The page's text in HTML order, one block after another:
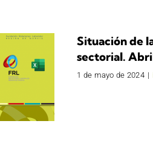
Situación de
sectorial.
1 de mayo de 2024 |